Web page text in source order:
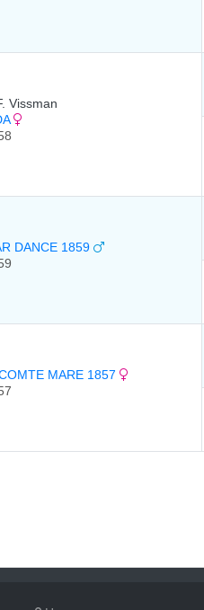
Vissman
DANCE 1859
MARE 1857